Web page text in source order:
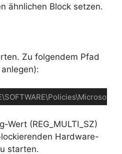
ähnlichen Block setzen.
Zu folgendem Pfad
Wert (REG_MULTI_SZ)
Hardware-
starten.